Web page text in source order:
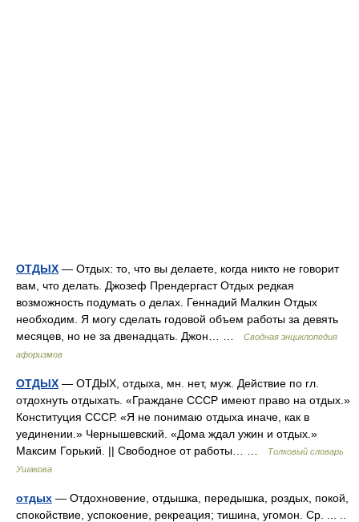
ОТДЫХ — Отдых: то, что вы делаете, когда никто не говорит
вам, что делать. Джозеф Прендергаст Отдых редкая
возможность подумать о делах. Геннадий Малкин Отдых
необходим. Я могу сделать годовой объем работы за девять
месяцев, но не за двенадцать. Джон… …
Сводная энциклопедия
афоризмов
ОТДЫХ — ОТДЫХ, отдыха, мн. нет, муж. Действие по гл.
отдохнуть отдыхать. «Граждане СССР имеют право на отдых.»
Конституция СССР. «Я не понимаю отдыха иначе, как в
уединении.» Чернышевский. «Дома ждал ужин и отдых.»
Максим Горький. || Свободное от работы… …
Толковый словарь
Ушакова
отдых — Отдохновение, отдышка, передышка, роздых, покой,
спокойствие, успокоение, рекреация; тишина, угомон. Ср. ... ..